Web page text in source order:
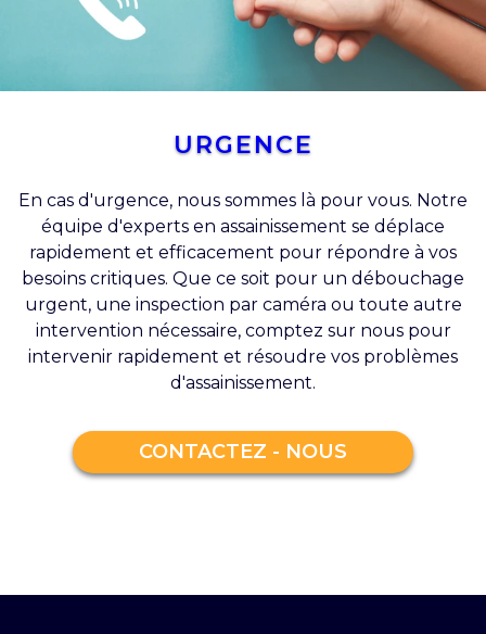
URGENCE
En cas d'urgence, nous sommes là pour vous. Notre
équipe d'experts en assainissement se déplace
rapidement et efficacement pour répondre à vos
besoins critiques. Que ce soit pour un débouchage
urgent, une inspection par caméra ou toute autre
intervention nécessaire, comptez sur nous pour
intervenir rapidement et résoudre vos problèmes
d'assainissement.
CONTACTEZ - NOUS